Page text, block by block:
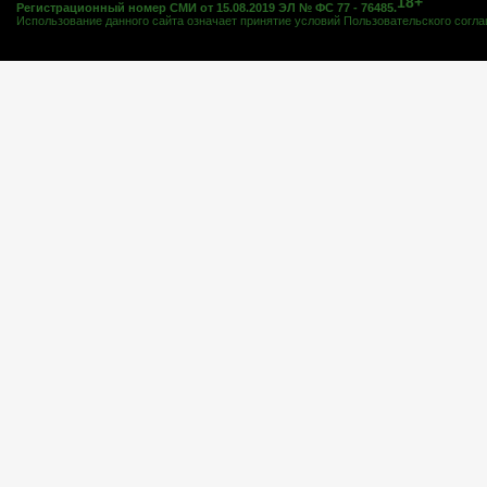
Регистрационный номер СМИ от 15.08.2019 ЭЛ № ФС 77 - 76485.
Использование данного сайта означает принятие условий Пользовательского